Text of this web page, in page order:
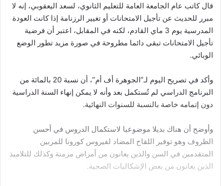
قال كاتب عام الجامعة العامة للتعليم الثانوي، لسعد اليعقوبي، إنه لا
مبرر للحديث عن تأجيل الامتحانات أو تغيير الرزنامة إذا كانت العودة
المدرسية يوم 3 ماي القادم، لكنه في المقابل، اعتبر أن فرضية
تأجيل الامتحانات تبقى دائما مطروحة في صورة مزيد تطور الوضع
الوبائي.
وأكد في تصريح اليوم لـ”الجوهرة أف أم”، أن نسبة 20 بالمائة من
البرنامج الدراسي لم تُستكمل بعد وأنه لا يمكن إنهاء السنة الدراسية
دون إتمامه خاصة بالنسبة للسنوات النهائية.
وأوضح أن هناك بديلا موضوعيا لاستكمال الدروس في أحسن
الظروف وهو توفير اللقاح المضاد لفيروس كورونا للمربين
المتقدمين في السن والذين يعانون من أمراض مزمنة وكذلك للتلاميذ
الذين يعانون من بعض الإشكاليات الصحية.